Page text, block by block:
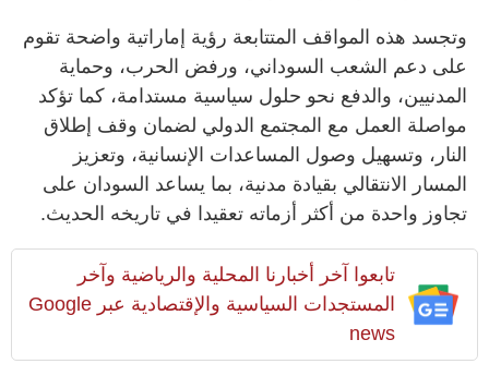
وتجسد هذه المواقف المتتابعة رؤية إماراتية واضحة تقوم
على دعم الشعب السوداني، ورفض الحرب، وحماية
المدنيين، والدفع نحو حلول سياسية مستدامة، كما تؤكد
مواصلة العمل مع المجتمع الدولي لضمان وقف إطلاق
النار، وتسهيل وصول المساعدات الإنسانية، وتعزيز
المسار الانتقالي بقيادة مدنية، بما يساعد السودان على
تجاوز واحدة من أكثر أزماته تعقيدا في تاريخه الحديث.
تابعوا آخر أخبارنا المحلية والرياضية وآخر
المستجدات السياسية والإقتصادية عبر Google
news